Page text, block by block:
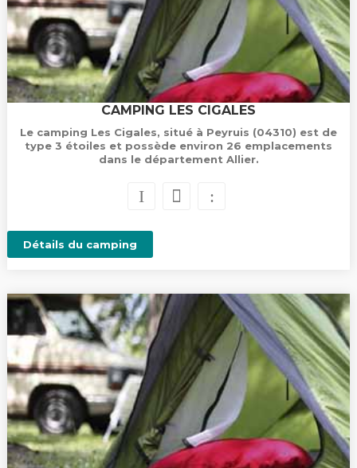
CAMPING LES CIGALES
Le camping Les Cigales, situé à Peyruis (04310) est de
type 3 étoiles et possède environ 26 emplacements
dans le département Allier.
Détails du camping